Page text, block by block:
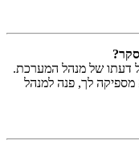
דעתו של מנהל המערכת.
לך, פנה למנהל